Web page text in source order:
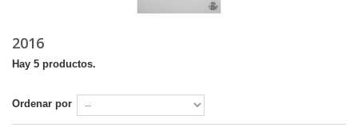
2016
Hay 5 productos.
Ordenar por